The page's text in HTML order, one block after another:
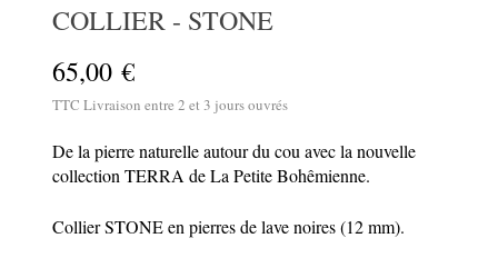
COLLIER - STONE
65,00 €
TTCLivraison entre 2 et 3 jours ouvrés
De la pierre naturelle autour du cou avec la nouvelle
collection TERRA de La Petite Bohêmienne.
Collier STONE en pierres de lave noires (12 mm).